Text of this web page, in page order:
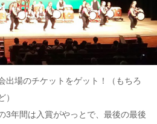
出場のチケットをゲット！（もちろ
）
3年間は入賞がやっとで、最後の最後